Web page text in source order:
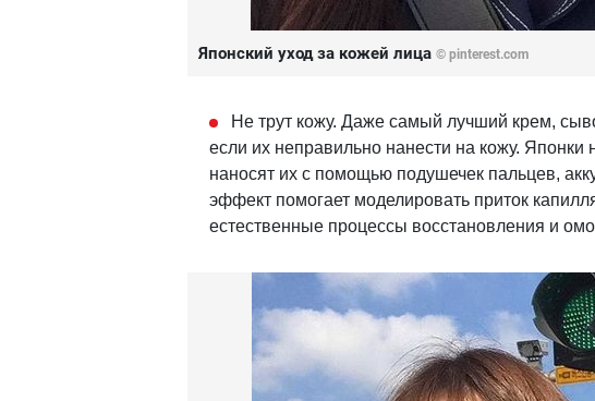
Японский уход за кожей лица © pinterest.com
Не трут кожу. Даже самый лучший крем,
если их неправильно нанести на кожу. Японки
наносят их с помощью подушечек пальцев,
эффект помогает моделировать приток
естественные процессы восстановления и